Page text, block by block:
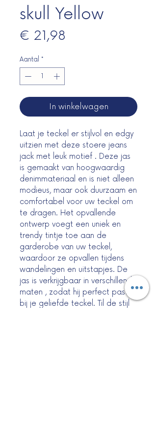
skull Yellow
€ 21,98
Aantal *
In winkelwagen
Laat je teckel er stijlvol en edgy
uitzien met deze stoere jeans
jack met leuk motief . Deze jas
is gemaakt van hoogwaardig
denimmateriaal en is niet alleen
modieus, maar ook duurzaam en
comfortabel voor uw teckel om
te dragen. Het opvallende
ontwerp voegt een uniek en
trendy tintje toe aan de
garderobe van uw teckel,
waardoor ze opvallen tijdens
wandelingen en uitstapjes. De
jas is verkrijgbaar in verschillende
maten , zodat hij perfect past
bij je geliefde teckel. Til de stijl